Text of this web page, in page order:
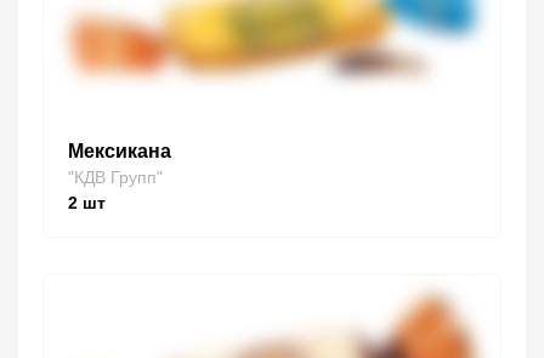
Мексикана
"КДВ Групп"
2 шт